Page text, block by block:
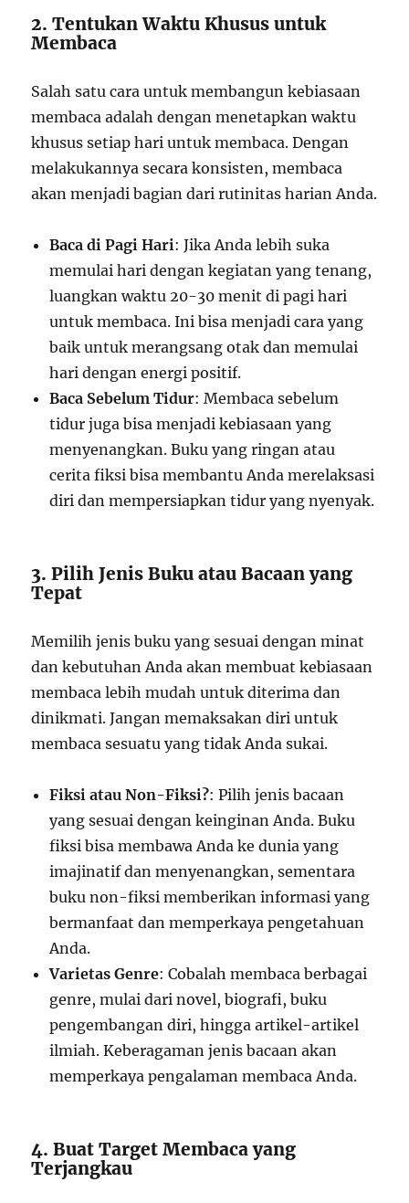
2. Tentukan Waktu Khusus untuk
Membaca
Salah satu cara untuk membangun kebiasaan
membaca adalah dengan menetapkan waktu
khusus setiap hari untuk membaca. Dengan
melakukannya secara konsisten, membaca
akan menjadi bagian dari rutinitas harian Anda.
Baca di Pagi Hari: Jika Anda lebih suka
memulai hari dengan kegiatan yang tenang,
luangkan waktu 20-30 menit di pagi hari
untuk membaca. Ini bisa menjadi cara yang
baik untuk merangsang otak dan memulai
hari dengan energi positif.
Baca Sebelum Tidur: Membaca sebelum
tidur juga bisa menjadi kebiasaan yang
menyenangkan. Buku yang ringan atau
cerita fiksi bisa membantu Anda merelaksasi
diri dan mempersiapkan tidur yang nyenyak.
3. Pilih Jenis Buku atau Bacaan yang
Tepat
Memilih jenis buku yang sesuai dengan minat
dan kebutuhan Anda akan membuat kebiasaan
membaca lebih mudah untuk diterima dan
dinikmati. Jangan memaksakan diri untuk
membaca sesuatu yang tidak Anda sukai.
Fiksi atau Non-Fiksi?: Pilih jenis bacaan
yang sesuai dengan keinginan Anda. Buku
fiksi bisa membawa Anda ke dunia yang
imajinatif dan menyenangkan, sementara
buku non-fiksi memberikan informasi yang
bermanfaat dan memperkaya pengetahuan
Anda.
Varietas Genre: Cobalah membaca berbagai
genre, mulai dari novel, biografi, buku
pengembangan diri, hingga artikel-artikel
ilmiah. Keberagaman jenis bacaan akan
memperkaya pengalaman membaca Anda.
4. Buat Target Membaca yang
Terjangkau